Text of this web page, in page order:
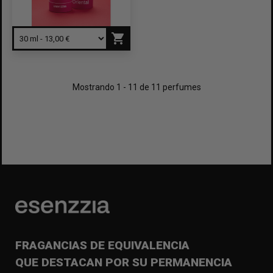
shopping_cart
Mostrando 1 - 11 de 11 perfumes
FRAGANCIAS DE EQUIVALENCIA
QUE DESTACAN POR SU PERMANENCIA